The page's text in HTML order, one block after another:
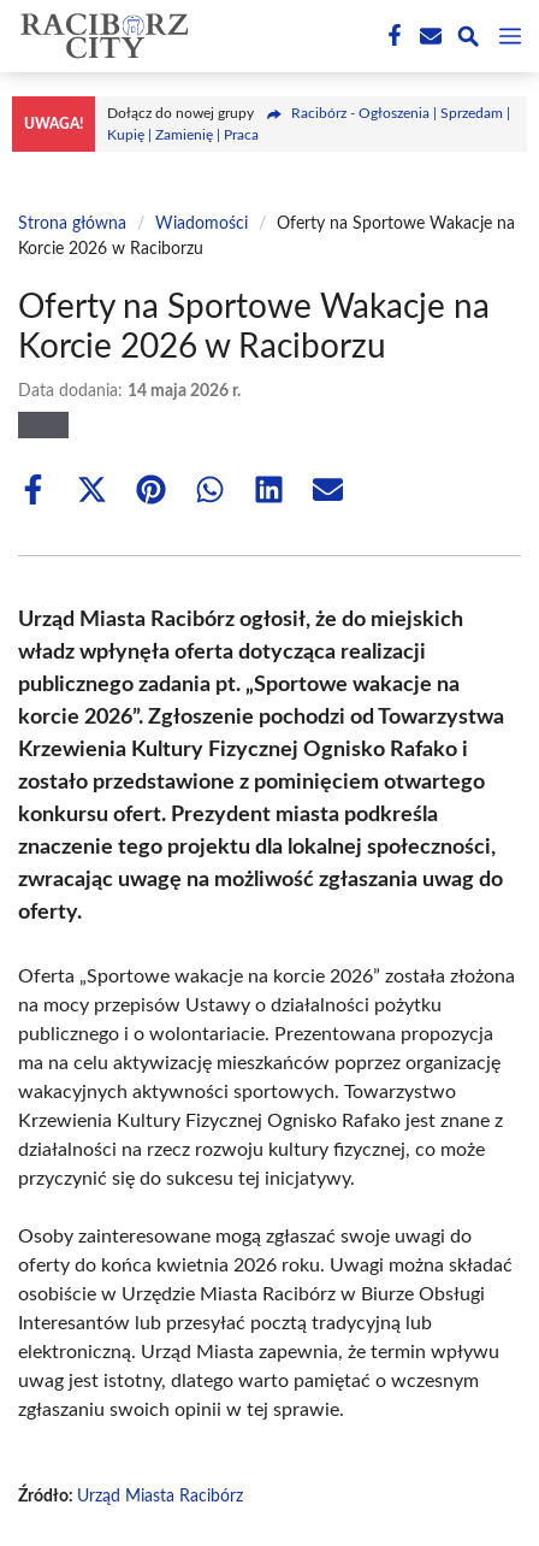
Przejdź
treści
UWAGA!
Dołącz do nowej grupy
Racibórz - Ogłoszenia | Sprzedam |
Kupię | Zamienię | Praca
Strona główna / Wiadomości /
Oferty na Sportowe Wakacje na
Korcie 2026 w Raciborzu
Oferty na Sportowe Wakacje na
Korcie 2026 w Raciborzu
Data dodania: 14 maja 2026 r.
Share
Share
(Twitter)
Share Share Share Share
Urząd Miasta Racibórz ogłosił, że do miejskich
władz wpłynęła oferta dotycząca realizacji
publicznego zadania pt. „Sportowe wakacje na
korcie 2026”. Zgłoszenie pochodzi od Towarzystwa
Krzewienia Kultury Fizycznej Ognisko Rafako i
zostało przedstawione z pominięciem otwartego
konkursu ofert. Prezydent miasta podkreśla
znaczenie tego projektu dla lokalnej społeczności,
zwracając uwagę na możliwość zgłaszania uwag do
oferty.
Oferta „Sportowe wakacje na korcie 2026” została złożona
na mocy przepisów Ustawy o działalności pożytku
publicznego i o wolontariacie. Prezentowana propozycja
ma na celu aktywizację mieszkańców poprzez organizację
wakacyjnych aktywności sportowych. Towarzystwo
Krzewienia Kultury Fizycznej Ognisko Rafako jest znane z
działalności na rzecz rozwoju kultury fizycznej, co może
przyczynić się do sukcesu tej inicjatywy.
Osoby zainteresowane mogą zgłaszać swoje uwagi do
oferty do końca kwietnia 2026 roku. Uwagi można składać
osobiście w Urzędzie Miasta Racibórz w Biurze Obsługi
Interesantów lub przesyłać pocztą tradycyjną lub
elektroniczną. Urząd Miasta zapewnia, że termin wpływu
uwag jest istotny, dlatego warto pamiętać o wczesnym
zgłaszaniu swoich opinii w tej sprawie.
Źródło: Urząd Miasta Racibórz